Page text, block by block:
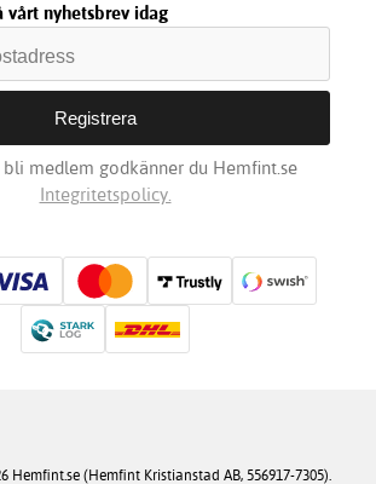
vårt nyhetsbrev idag
medlem godkänner du Hemfint.se
Integritetspolicy.
Hemfint.se (Hemfint Kristianstad AB, 556917-7305).